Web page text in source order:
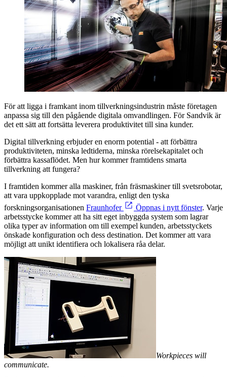
För att ligga i framkant inom tillverkningsindustrin måste företagen
anpassa sig till den pågående digitala omvandlingen. För Sandvik är
det ett sätt att fortsätta leverera produktivitet till sina kunder.
Digital tillverkning erbjuder en enorm potential - att förbättra
produktiviteten, minska ledtiderna, minska rörelsekapitalet och
förbättra kassaflödet. Men hur kommer framtidens smarta
tillverkning att fungera?
I framtiden kommer alla maskiner, från fräsmaskiner till svetsrobotar,
att vara uppkopplade mot varandra, enligt den tyska
forskningsorganisationen Fraunhofer Öppnas i nytt fönster. Varje
arbetsstycke kommer att ha sitt eget inbyggda system som lagrar
olika typer av information om till exempel kunden, arbetsstyckets
önskade konfiguration och dess destination. Det kommer att vara
möjligt att unikt identifiera och lokalisera råa delar.
Workpieces will
communicate.